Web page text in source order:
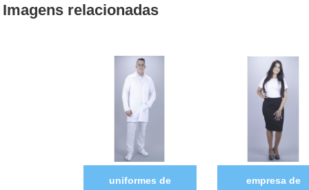
Imagens relacionadas
uniformes de
empresa de